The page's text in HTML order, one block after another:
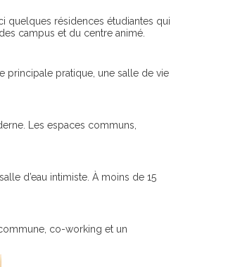
quelques résidences étudiantes qui
campus et du centre animé.
principale pratique, une salle de vie
Les espaces communs,
d’eau intimiste. À moins de 15
co-working et un